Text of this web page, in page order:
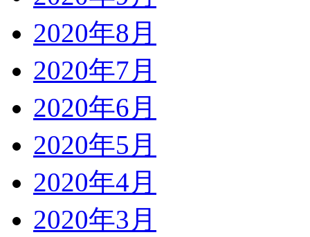
2020年8月
2020年7月
2020年6月
2020年5月
2020年4月
2020年3月